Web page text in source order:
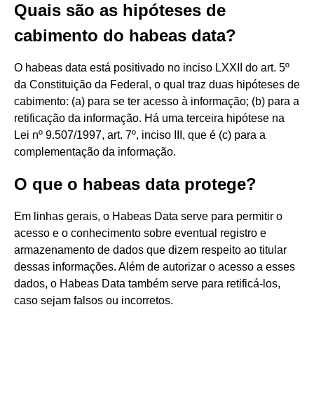
Quais são as hipóteses de
cabimento do habeas data?
O habeas data está positivado no inciso LXXII do art. 5º
da Constituição da Federal, o qual traz duas hipóteses de
cabimento: (a) para se ter acesso à informação; (b) para a
retificação da informação. Há uma terceira hipótese na
Lei nº 9.507/1997, art. 7º, inciso III, que é (c) para a
complementação da informação.
O que o habeas data protege?
Em linhas gerais, o Habeas Data serve para permitir o
acesso e o conhecimento sobre eventual registro e
armazenamento de dados que dizem respeito ao titular
dessas informações. Além de autorizar o acesso a esses
dados, o Habeas Data também serve para retificá-los,
caso sejam falsos ou incorretos.